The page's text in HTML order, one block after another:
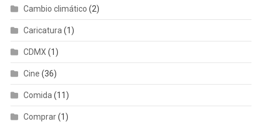
Cambio climático (2)
Caricatura(1)
CDMX (1)
Cine (36)
Comida(11)
Comprar(1)